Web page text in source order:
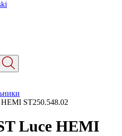
ST250.548.02
Luce HEMI